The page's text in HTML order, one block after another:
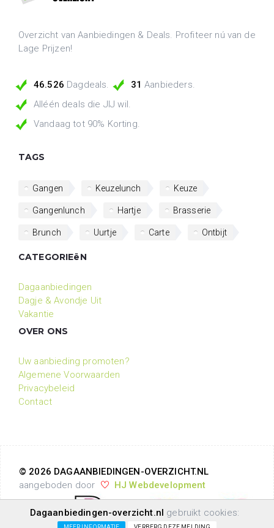
Overzicht van Aanbiedingen & Deals. Profiteer nú van de
Lage Prijzen!
46.526 Dagdeals. 31 Aanbieders.
Alléén deals die JIJ wil.
Vandaag tot 90% Korting.
TAGS
Gangen Keuzelunch Keuze
Gangenlunch Hartje Brasserie
Brunch Uurtje Carte Ontbijt
CATEGORIEëN
Dagaanbiedingen
Dagje & Avondje Uit
Vakantie
OVER ONS
Uw aanbieding promoten?
Algemene Voorwaarden
Privacybeleid
Contact
© 2026 DAGAANBIEDINGEN-OVERZICHT.NL
aangeboden door
HJ Webdevelopment
Dagaanbiedingen-overzicht.nl gebruikt cookies: